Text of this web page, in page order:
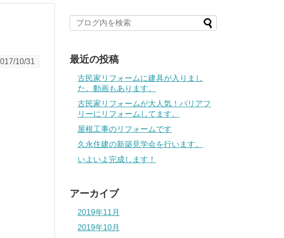
10/31 最近の投稿
古民家リフォームに建具が入りまし
た。動画もあります。
古民家リフォームが大人気！バリアフ
リーにリフォームしてます。
屋根工事のリフォームです
久永住建の新築見学会を行います。
いよいよ完成します！
アーカイブ
2019年11月
2019年10月